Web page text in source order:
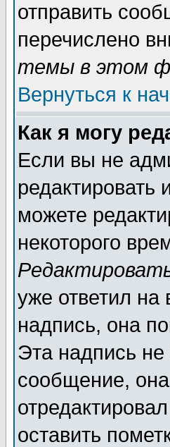
отправить
перечислено
темы в этом
Вернуться к
Как я могу
Если вы не
можете
некоторого
уже ответил
надпись, она
Эта надпись не
сообщение,
оставить